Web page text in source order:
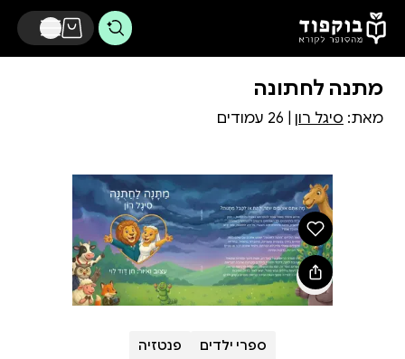
דלג לתוכן הראשי
מתנה לחתונה
מאת: סיגל רון
ספרי ילדים פנטזיה